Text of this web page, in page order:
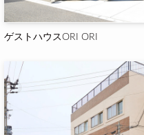
ゲストハウスORI ORI